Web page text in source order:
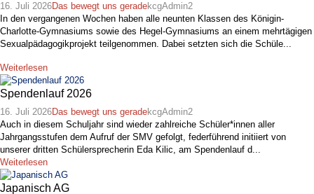
16. Juli 2026Das bewegt uns geradekcgAdmin2
In den vergangenen Wochen haben alle neunten Klassen des Königin-
Charlotte-Gymnasiums sowie des Hegel-Gymnasiums an einem mehrtägigen
Sexualpädagogikprojekt teilgenommen. Dabei setzten sich die Schüle...
Weiterlesen
Spendenlauf 2026
16. Juli 2026Das bewegt uns geradekcgAdmin2
Auch in diesem Schuljahr sind wieder zahlreiche Schüler*innen aller
Jahrgangsstufen dem Aufruf der SMV gefolgt, federführend initiiert von
unserer dritten Schülersprecherin Eda Kilic, am Spendenlauf d...
Weiterlesen
Japanisch AG